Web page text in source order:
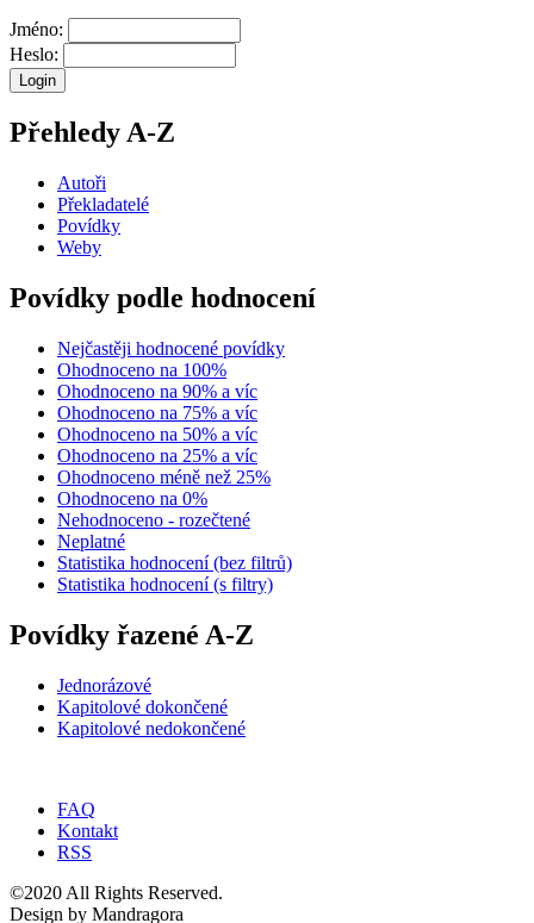
Jméno:
Heslo:
Přehledy A-Z
Autoři
Překladatelé
Povídky
Weby
Povídky podle hodnocení
Nejčastěji hodnocené povídky
Ohodnoceno na 100%
Ohodnoceno na 90% a víc
Ohodnoceno na 75% a víc
Ohodnoceno na 50% a víc
Ohodnoceno na 25% a víc
Ohodnoceno méně než 25%
Ohodnoceno na 0%
Nehodnoceno - rozečtené
Neplatné
Statistika hodnocení (bez filtrů)
Statistika hodnocení (s filtry)
Povídky řazené A-Z
Jednorázové
Kapitolové dokončené
Kapitolové nedokončené
FAQ
Kontakt
RSS
©2020 All Rights Reserved.
Design by Mandragora